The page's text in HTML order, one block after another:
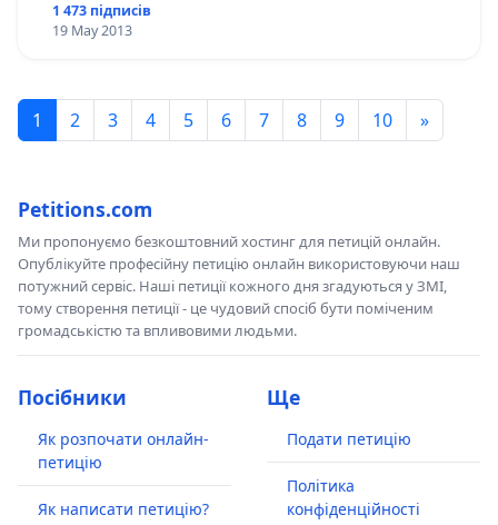
1 473 підписів
19 May 2013
1 2 3 4 5 6 7 8 9 10 »
Petitions.com
Ми пропонуємо безкоштовний хостинг для петицій онлайн.
Опублікуйте професійну петицію онлайн використовуючи наш
потужний сервіс. Наші петиції кожного дня згадуються у ЗМІ,
тому створення петиції - це чудовий спосіб бути поміченим
громадськістю та впливовими людьми.
Посібники
Як розпочати онлайн-
петицію
Як написати петицію?
Ще
Подати петицію
Політика
конфіденційності